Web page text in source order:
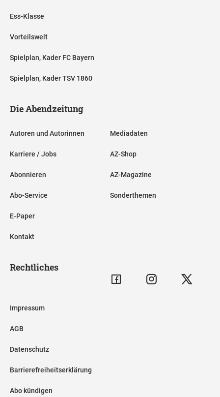
Ess-Klasse
Vorteilswelt
Spielplan, Kader FC Bayern
Spielplan, Kader TSV 1860
Die Abendzeitung
Autoren und Autorinnen
Karriere / Jobs
Abonnieren
Abo-Service
E-Paper
Kontakt
Mediadaten
AZ-Shop
AZ-Magazine
Sonderthemen
Rechtliches
Impressum
AGB
Datenschutz
Barrierefreiheitserklärung
Abo kündigen